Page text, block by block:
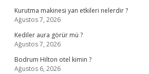
Kurutma makinesi yan etkileri nelerdir ?
Ağustos 7, 2026
Kediler aura görür mü ?
Ağustos 7, 2026
Bodrum Hilton otel kimin ?
Ağustos 6, 2026